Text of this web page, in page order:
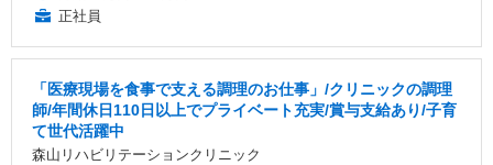
正社員
「医療現場を食事で支える調理のお仕事」/クリニックの調理
師/年間休日110日以上でプライベート充実/賞与支給あり/子育
て世代活躍中
森山リハビリテーションクリニック